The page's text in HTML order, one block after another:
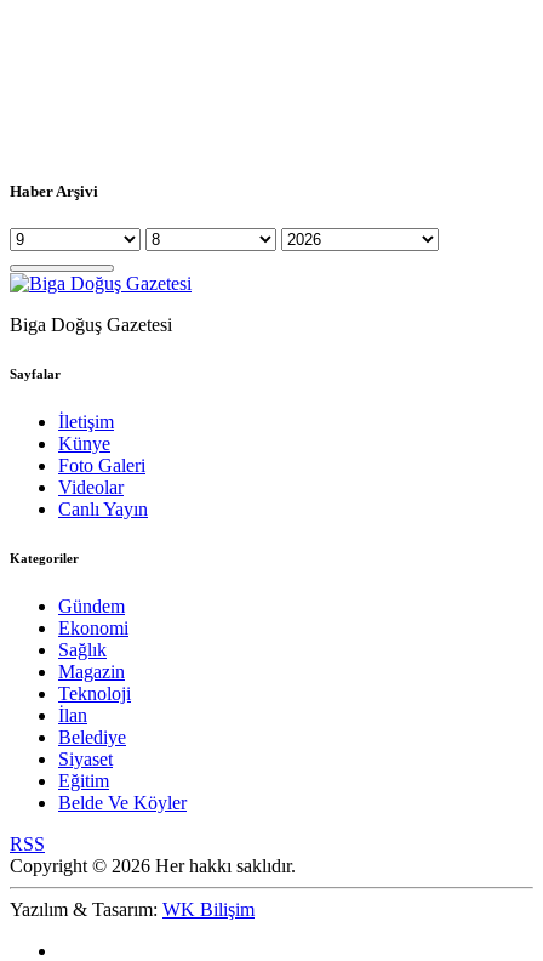
Haber Arşivi
Biga Doğuş Gazetesi
Sayfalar
İletişim
Künye
Foto Galeri
Videolar
Canlı Yayın
Kategoriler
Gündem
Ekonomi
Sağlık
Magazin
Teknoloji
İlan
Belediye
Siyaset
Eğitim
Belde Ve Köyler
RSS
Copyright © 2026 Her hakkı saklıdır.
Yazılım & Tasarım: WK Bilişim